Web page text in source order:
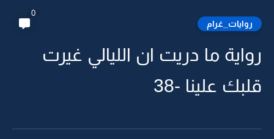
روايات_غرام
0
رواية ما دريت ان الليالي غيرت
قلبك علينا -38